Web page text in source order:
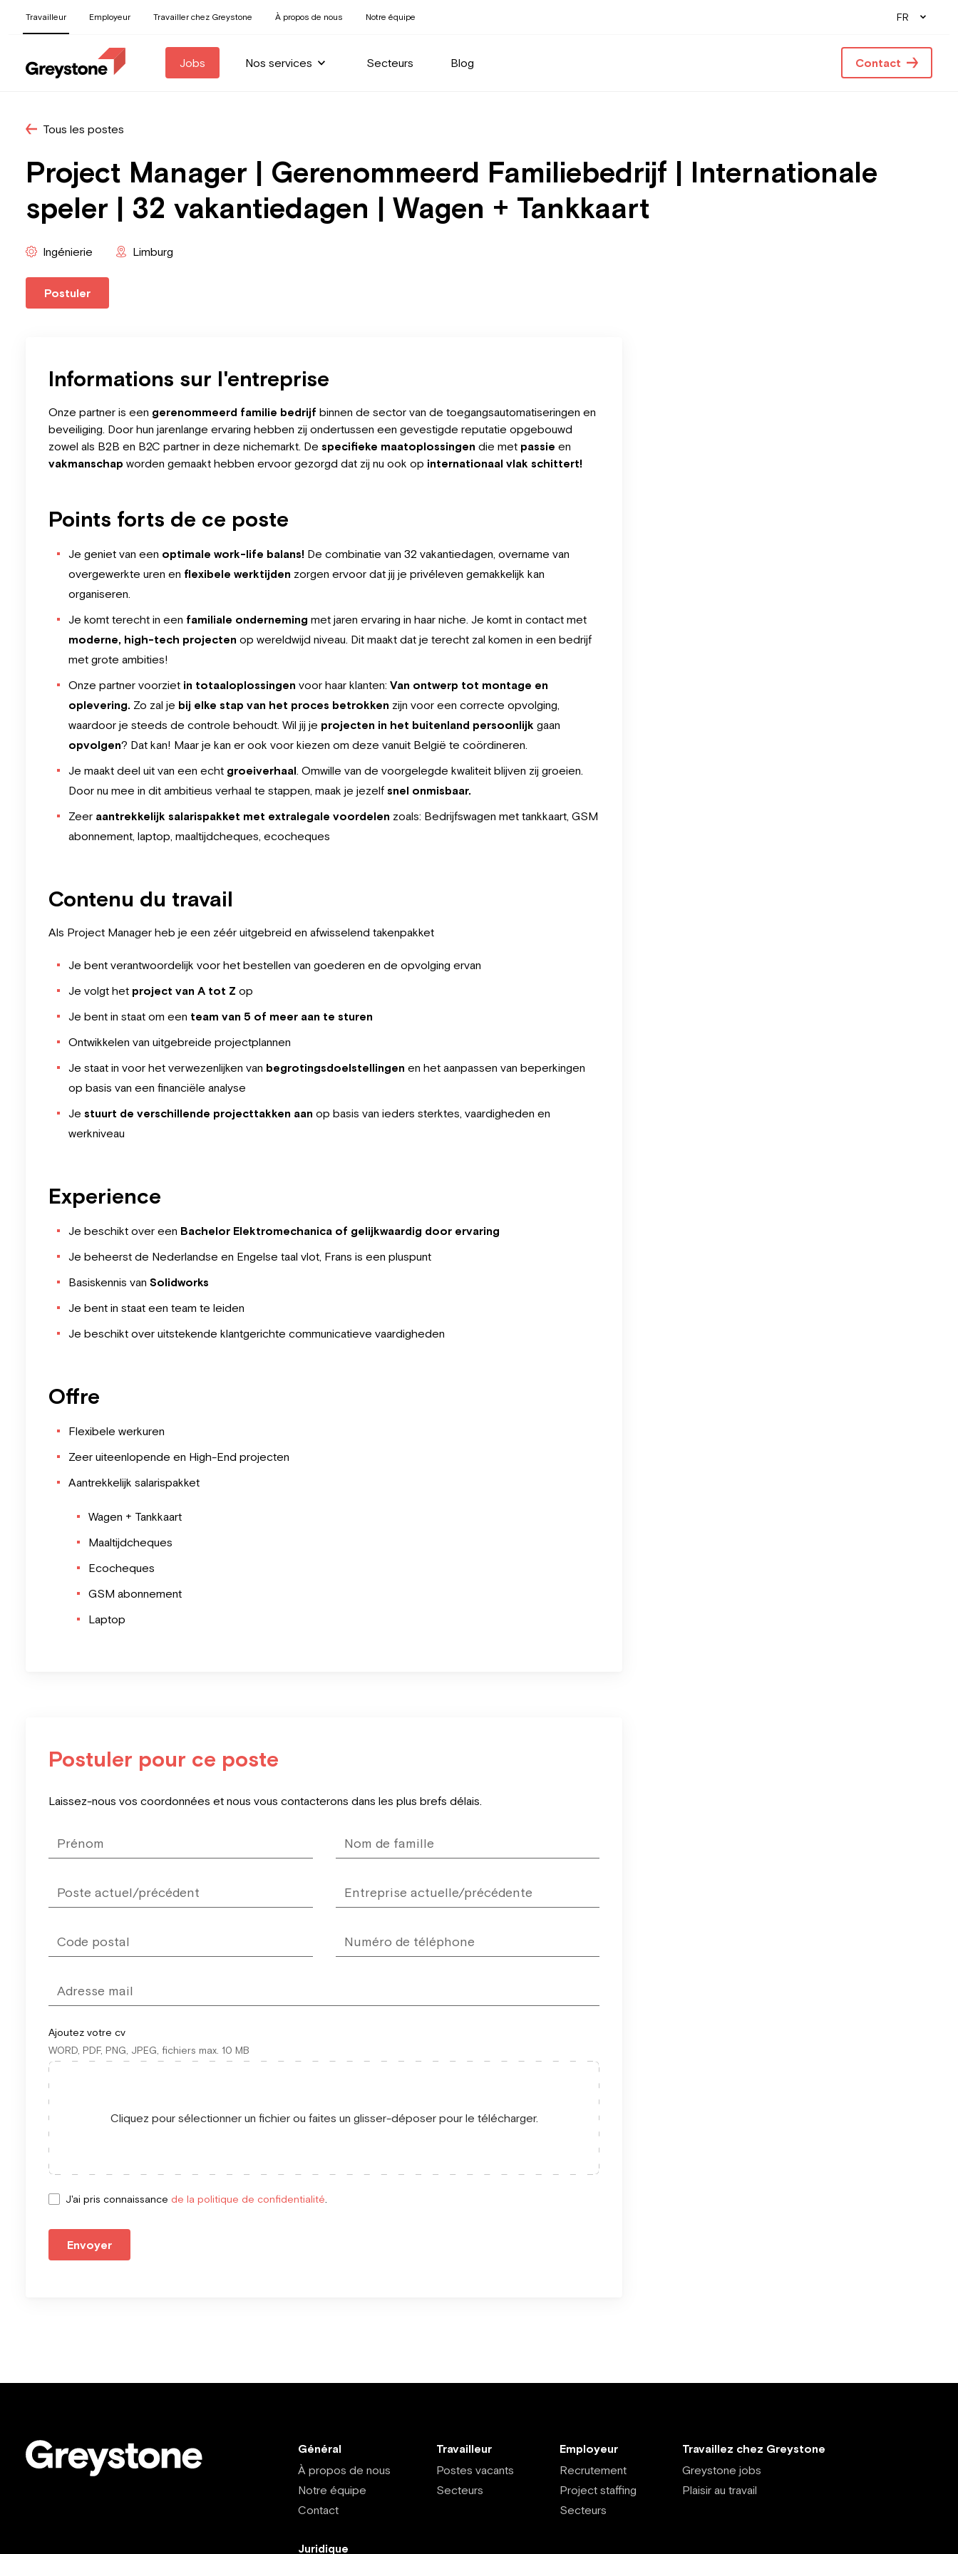
Travailleur Employeur Travailler chez Greystone À propos de nous Notre équipe FR
Jobs Nos services Secteurs Blog Contact
Tous les postes
Project Manager | Gerenommeerd Familiebedrijf | Internationale
speler | 32 vakantiedagen | Wagen + Tankkaart
Ingénierie Limburg
Postuler
Informations sur l'entreprise
Onze partner is een gerenommeerd familie bedrijf binnen de sector van de toegangsautomatiseringen en
beveiliging. Door hun jarenlange ervaring hebben zij ondertussen een gevestigde reputatie opgebouwd
zowel als B2B en B2C partner in deze nichemarkt. De specifieke maatoplossingen die met passie en
vakmanschap worden gemaakt hebben ervoor gezorgd dat zij nu ook op internationaal vlak schittert!
Points forts de ce poste
Je geniet van een optimale work-life balans! De combinatie van 32 vakantiedagen, overname van
overgewerkte uren en flexibele werktijden zorgen ervoor dat jij je privéleven gemakkelijk kan
organiseren.
Je komt terecht in een familiale onderneming met jaren ervaring in haar niche. Je komt in contact met
moderne, high-tech projecten op wereldwijd niveau. Dit maakt dat je terecht zal komen in een bedrijf
met grote ambities!
Onze partner voorziet in totaaloplossingen voor haar klanten: Van ontwerp tot montage en
oplevering. Zo zal je bij elke stap van het proces betrokken zijn voor een correcte opvolging,
waardoor je steeds de controle behoudt. Wil jij je projecten in het buitenland persoonlijk gaan
opvolgen? Dat kan! Maar je kan er ook voor kiezen om deze vanuit België te coördineren.
Je maakt deel uit van een echt groeiverhaal. Omwille van de voorgelegde kwaliteit blijven zij groeien.
Door nu mee in dit ambitieus verhaal te stappen, maak je jezelf snel onmisbaar.
Zeer aantrekkelijk salarispakket met extralegale voordelen zoals: Bedrijfswagen met tankkaart, GSM
abonnement, laptop, maaltijdcheques, ecocheques
Contenu du travail
Als Project Manager heb je een zéér uitgebreid en afwisselend takenpakket
Je bent verantwoordelijk voor het bestellen van goederen en de opvolging ervan
Je volgt het project van A tot Z op
Je bent in staat om een team van 5 of meer aan te sturen
Ontwikkelen van uitgebreide projectplannen
Je staat in voor het verwezenlijken van begrotingsdoelstellingen en het aanpassen van beperkingen
op basis van een financiële analyse
Je stuurt de verschillende projecttakken aan op basis van ieders sterktes, vaardigheden en
werkniveau
Experience
Je beschikt over een Bachelor Elektromechanica of gelijkwaardig door ervaring
Je beheerst de Nederlandse en Engelse taal vlot, Frans is een pluspunt
Basiskennis van Solidworks
Je bent in staat een team te leiden
Je beschikt over uitstekende klantgerichte communicatieve vaardigheden
Offre
Flexibele werkuren
Zeer uiteenlopende en High-End projecten
Aantrekkelijk salarispakket
Wagen + Tankkaart
Maaltijdcheques
Ecocheques
GSM abonnement
Laptop
Postuler pour ce poste
blank
Laissez-nous vos coordonnées et nous vous contacterons dans les plus brefs délais.
Ajoutez votre cv
WORD, PDF, PNG, JPEG, fichiers max. 10 MB
Cliquez pour sélectionner un fichier ou faites un glisser-déposer pour le télécharger.
J'ai pris connaissance de la politique de confidentialité
Envoyer
Général
À propos de nous
Notre équipe
Contact
Travailleur
Postes vacants
Secteurs
Employeur
Recrutement
Project staffing
Secteurs
Travaillez chez Greystone
Greystone jobs
Plaisir au travail
Juridique